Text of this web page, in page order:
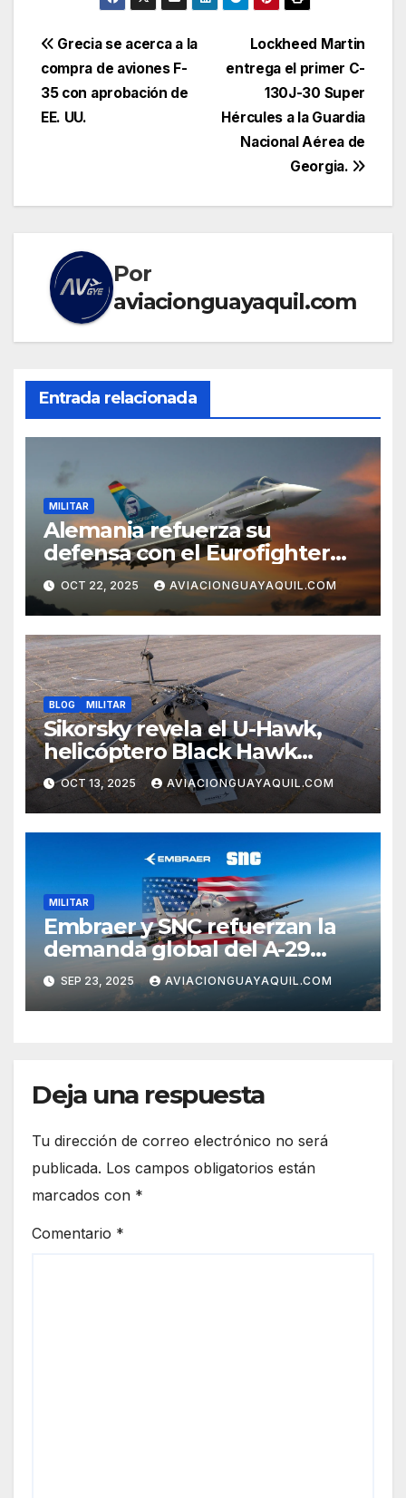
Navegación
de
entradas
Lockheed Martin
entrega el primer C-
130J-30 Super
Hércules a la Guardia
Nacional Aérea de
Georgia.
Grecia se acerca a la
compra de aviones F-
35 con aprobación de
EE. UU.
Por
aviacionguayaquil.com
Entrada relacionada
MILITAR
Alemania refuerza su
defensa con el Eurofighter
Tranche 5
OCT 22, 2025 AVIACIONGUAYAQUIL.COM
BLOG MILITAR
Sikorsky revela el U-Hawk,
helicóptero Black Hawk
autónomo
OCT 13, 2025 AVIACIONGUAYAQUIL.COM
MILITAR
Embraer y SNC refuerzan la
demanda global del A-29
Super Tucano
SEP 23, 2025 AVIACIONGUAYAQUIL.COM
Deja una respuesta
Tu dirección de correo electrónico no será
publicada. Los campos obligatorios están
marcados con *
Comentario *